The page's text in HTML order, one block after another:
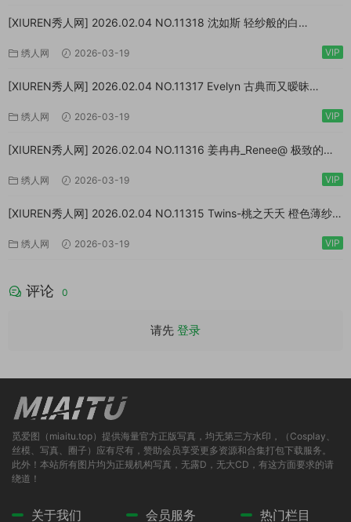
[XIUREN秀人网] 2026.02.04 NO.11318 沈如斯 轻纱般的白
绣人网 2026-03-19 VIP
[XIUREN秀人网] 2026.02.04 NO.11317 Evelyn 古典而又暧昧
绣人网 2026-03-19 VIP
[XIUREN秀人网] 2026.02.04 NO.11316 姜冉冉_Renee@ 极致的反
绣人网 2026-03-19 VIP
[XIUREN秀人网] 2026.02.04 NO.11315 Twins-桃之夭夭 橙色薄纱
绣人网 2026-03-19 VIP
评论 0
请先 登录
觅爱图（miaitu.top）提供海量官方正版写真，均无第三方水印，（Cosplay、
丝模、写真、圈子）应有尽有，赞助会员享受更多资源和合集打包下载服务。
此外！本站所有图片均为正规机构写真，无露D，无大CD，有这方面要求的请
绕道！
关于我们 会员服务 热门栏目